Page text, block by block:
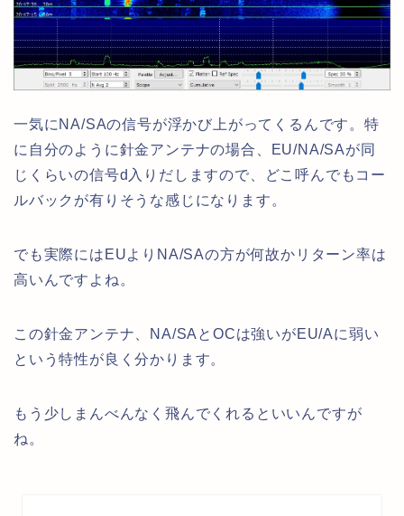
一気にNA/SAの信号が浮かび上がってくるんです。特
に自分のように針金アンテナの場合、EU/NA/SAが同
じくらいの信号d入りだしますので、どこ呼んでもコー
ルバックが有りそうな感じになります。
でも実際にはEUよりNA/SAの方が何故かリターン率は
高いんですよね。
この針金アンテナ、NA/SAとOCは強いがEU/Aに弱い
という特性が良く分かります。
もう少しまんべんなく飛んでくれるといいんですが
ね。